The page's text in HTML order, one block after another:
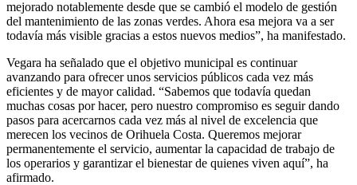
mejorado notablemente desde que se cambió el modelo de gestión
del mantenimiento de las zonas verdes. Ahora esa mejora va a ser
todavía más visible gracias a estos nuevos medios”, ha manifestado.
Vegara ha señalado que el objetivo municipal es continuar
avanzando para ofrecer unos servicios públicos cada vez más
eficientes y de mayor calidad. “Sabemos que todavía quedan
muchas cosas por hacer, pero nuestro compromiso es seguir dando
pasos para acercarnos cada vez más al nivel de excelencia que
merecen los vecinos de Orihuela Costa. Queremos mejorar
permanentemente el servicio, aumentar la capacidad de trabajo de
los operarios y garantizar el bienestar de quienes viven aquí”, ha
afirmado.